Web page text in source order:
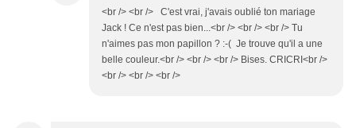
<br /> <br /> C'est vrai, j'avais oublié ton mariage
Jack ! Ce n'est pas bien...<br /> <br /> <br /> Tu
n'aimes pas mon papillon ? :-( Je trouve qu'il a une
belle couleur.<br /> <br /> <br /> Bises. CRICRI<br />
<br /> <br /> <br />